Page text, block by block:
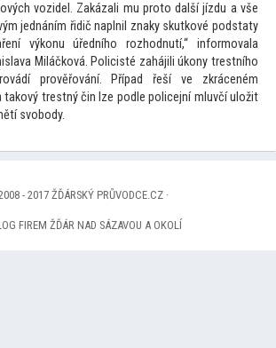
vozidel. Zakázali mu proto další jízdu a vše
jednáním řidič naplnil znaky skutkové podstaty
výkonu úředního rozhodnutí,“ informovala
Miláčková. Policisté zahájili úkony trestního
prověřování. Případ řeší ve zkráceném
takový trestný čin lze podle policejní mluvčí uložit
svobody.
- 2017 ŽĎÁRSKÝ PRŮVODCE.CZ ·
FIREM ŽĎÁR NAD SÁZAVOU A OKOLÍ